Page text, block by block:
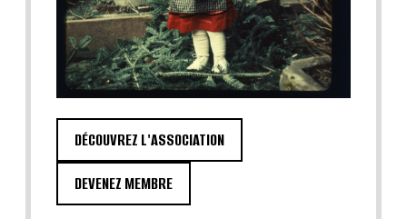
DÉCOUVREZ L'ASSOCIATION
DEVENEZ MEMBRE